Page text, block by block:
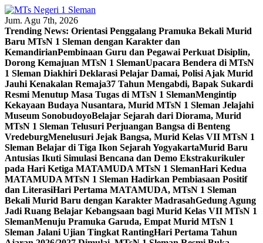
Skip
to
content
Jum. Agu 7th, 2026
Trending News: Orientasi Penggalang Pramuka Bekali Murid
Baru MTsN 1 Sleman dengan Karakter dan
KemandirianPembinaan Guru dan Pegawai Perkuat Disiplin,
Dorong Kemajuan MTsN 1 SlemanUpacara Bendera di MTsN
1 Sleman Diakhiri Deklarasi Pelajar Damai, Polisi Ajak Murid
Jauhi Kenakalan Remaja37 Tahun Mengabdi, Bapak Sukardi
Resmi Menutup Masa Tugas di MTsN 1 SlemanMengintip
Kekayaan Budaya Nusantara, Murid MTsN 1 Sleman Jelajahi
Museum SonobudoyoBelajar Sejarah dari Diorama, Murid
MTsN 1 Sleman Telusuri Perjuangan Bangsa di Benteng
VredeburgMenelusuri Jejak Bangsa, Murid Kelas VII MTsN 1
Sleman Belajar di Tiga Ikon Sejarah YogyakartaMurid Baru
Antusias Ikuti Simulasi Bencana dan Demo Ekstrakurikuler
pada Hari Ketiga MATAMUDA MTsN 1 SlemanHari Kedua
MATAMUDA MTsN 1 Sleman Hadirkan Pembiasaan Positif
dan LiterasiHari Pertama MATAMUDA, MTsN 1 Sleman
Bekali Murid Baru dengan Karakter MadrasahGedung Agung
Jadi Ruang Belajar Kebangsaan bagi Murid Kelas VII MTsN 1
SlemanMenuju Pramuka Garuda, Empat Murid MTsN 1
Sleman Jalani Ujian Tingkat RantingHari Pertama Tahun